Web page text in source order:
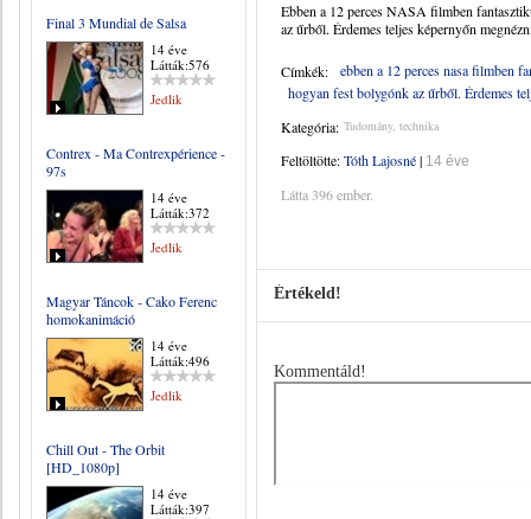
Final 3 Mundial de Salsa
14 éve
Látták:576
Jedlik
Contrex - Ma Contrexpérience -
97s
14 éve
Látták:372
Jedlik
Magyar Táncok - Cako Ferenc
homokanimáció
14 éve
Látták:496
Jedlik
Chill Out - The Orbit
[HD_1080p]
14 éve
Látták:397
Ebben a 12 perces NASA filmben
az űrből. Érdemes teljes képernyőn
Címkék:
ebben a 12 perces nasa filmben
hogyan fest bolygónk az űrből. Érdemes
Kategória: Tudomány, technika
Feltöltötte:Tóth Lajosné| 14 éve
Látta 396 ember.
Értékeld!
Kommentáld!